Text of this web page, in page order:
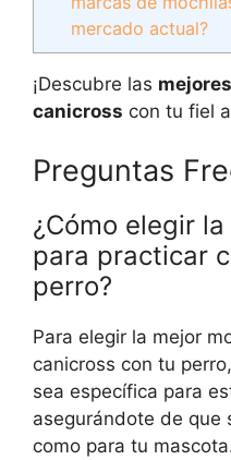
mercado actual?
¡Descubre las
canicross con tu fiel
Preguntas
¿Cómo elegir
para practicar
perro?
Para elegir la mejor
canicross con tu
sea específica para
asegurándote de que
como para tu